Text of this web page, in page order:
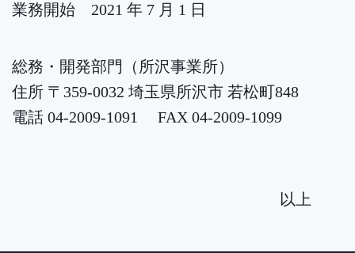
業務開始 2021 年 7 月 1 日
総務・開発部門（所沢事業所）
住所 〒359-0032 埼玉県所沢市 若松町848
電話 04-2009-1091 FAX 04-2009-1099
以上